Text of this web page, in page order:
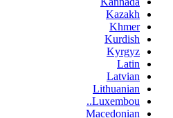
Kazakh
Khmer
Kurdish
Kyrgyz
Latin
Latvian
Lithuanian
Luxembou..
Macedonian